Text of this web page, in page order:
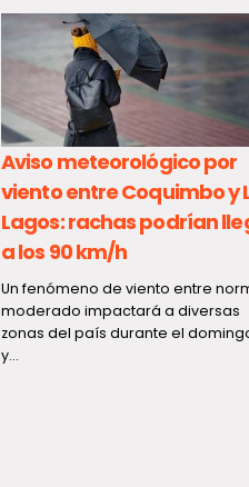
Aviso meteorológico por
viento entre Coquimbo y
Lagos: rachas podrían
a los 90 km/h
Un fenómeno de viento entre
moderado impactará a diversas
zonas del país durante el
y...